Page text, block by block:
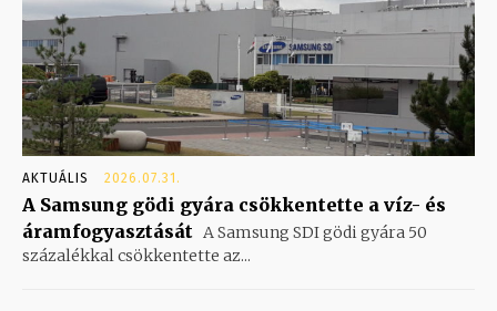
AKTUÁLIS 2026.07.31.
A Samsung gödi gyára csökkentette a víz- és
áramfogyasztását A Samsung SDI gödi gyára 50
százalékkal csökkentette az...